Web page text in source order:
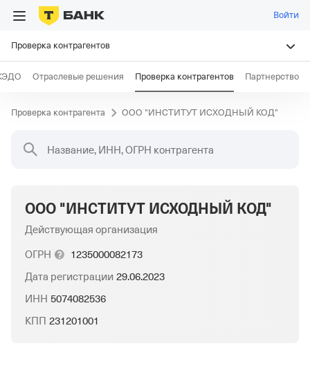
Войти
Проверка контрагентов
Отраслевые решения Проверка контрагентов Партнерство
Проверка контрагента ООО "ИНСТИТУТ ИСХОДНЫЙ КОД"
Название, ИНН, ОГРН контрагента
ООО "ИНСТИТУТ ИСХОДНЫЙ КОД"
Действующая организация
ОГРН
1235000082173
Дата регистрации 29.06.2023
ИНН 5074082536
КПП 231201001